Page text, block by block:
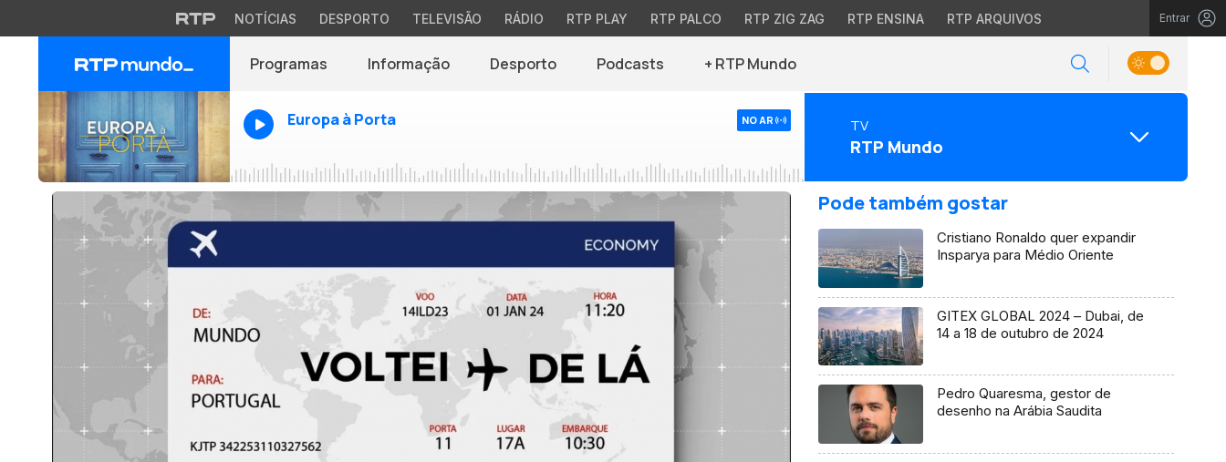
NOTÍCIAS DESPORTO TELEVISÃO RÁDIO RTP PLAY RTP PALCO RTP ZIG ZAG RTP ENSINA RTP ARQUIVOS Entrar
Programas Informação Desporto Podcasts + RTP Mundo
Europa à Porta NO AR TV
RTP Mundo
Pode também gostar
Cristiano Ronaldo quer expandir
Insparya para Médio Oriente
GITEX GLOBAL 2024 – Dubai, de
14 a 18 de outubro de 2024
Pedro Quaresma, gestor de
desenho na Arábia Saudita